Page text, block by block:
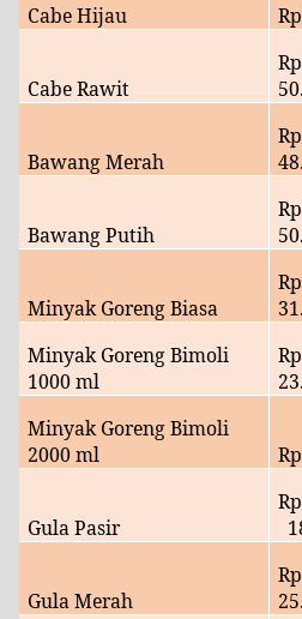
Cabe Hijau
Rp
Cabe Rawit
Rp
50
Bawang Merah
Rp
Bawang Putih
Rp
Minyak Goreng Biasa
Rp
31
Minyak Goreng Bimoli
1000 ml
Rp
23
Minyak Goreng Bimoli
2000 ml
Rp
Gula Pasir
Rp
Gula Merah
Rp
25